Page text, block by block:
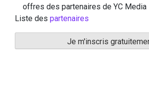
offres des partenaires de YC Media
Liste des partenaires